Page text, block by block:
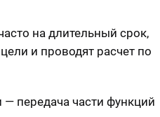
на длительный срок,
и проводят расчет по
передача части функций